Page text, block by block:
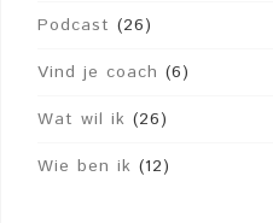
Podcast (26)
Vind je coach (6)
Wat wil ik (26)
Wie ben ik (12)